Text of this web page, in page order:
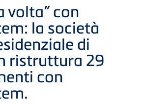
volta” con
la società
di
ristruttura 29
con